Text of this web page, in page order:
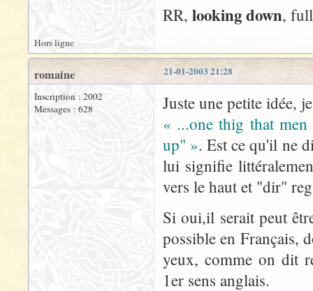
RR, looking down,
Hors ligne
21-01-2003 21:28
romaine
Inscription : 2002
Messages : 628
Juste une petite idée,
« ...one thig that
up" ». Est ce qu'il ne
lui signifie
vers le haut et "dir"
Si oui,il serait peut
possible en Français,
yeux, comme on dit
1er sens anglais.